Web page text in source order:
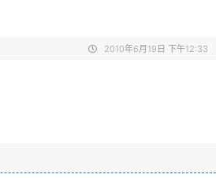
2010年6月19日 下午12:33